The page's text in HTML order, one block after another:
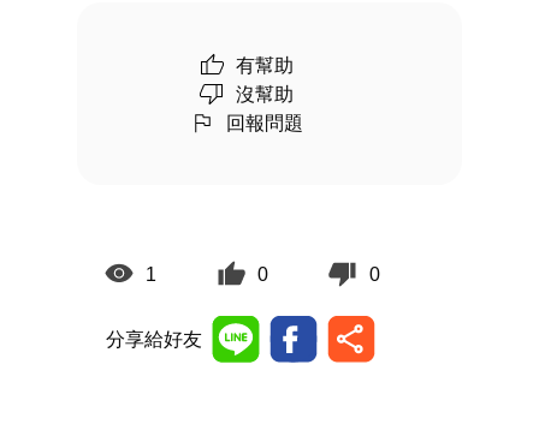
有幫助
沒幫助
回報問題
1 0 0
分享給好友